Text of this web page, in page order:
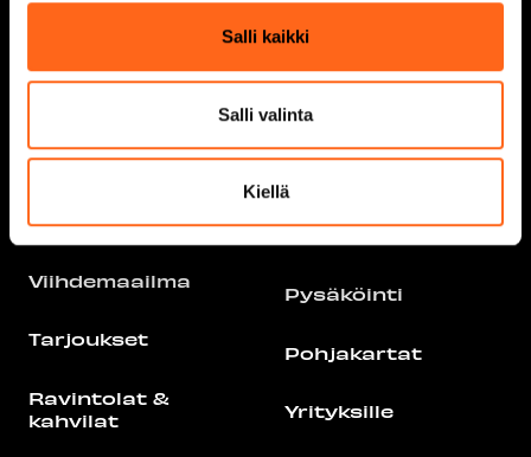
Salli kaikki
Salli valinta
Kiellä
palvelut
Liikuntakeskus
Redi
Second Hand
Viihdemaailma
Tarjoukset
Ravintolat &
kahvilat
Tapahtumat
Pysäköinti
Pohjakartat
Yrityksille